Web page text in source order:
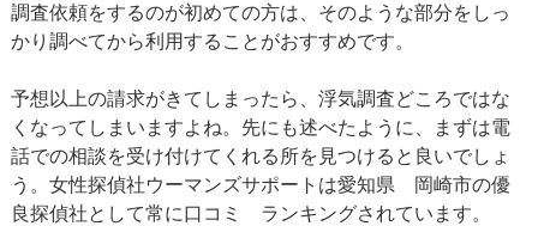
調査依頼をするのが初めての方は、そのような部分をしっ
かり調べてから利用することがおすすめです。
予想以上の請求がきてしまったら、浮気調査どころではな
くなってしまいますよね。先にも述べたように、まずは電
話での相談を受け付けてくれる所を見つけると良いでしょ
う。女性探偵社ウーマンズサポートは愛知県 岡崎市の優
良探偵社として常に口コミ ランキングされています。